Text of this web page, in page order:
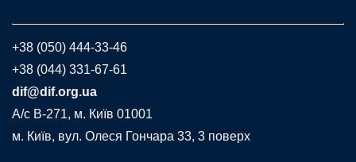
+38 (050) 444-33-46
+38 (044) 331-67-61
dif@dif.org.ua
A/c В-271, м. Київ 01001
м. Київ, вул. Олеся Гончара 33, 3 поверх